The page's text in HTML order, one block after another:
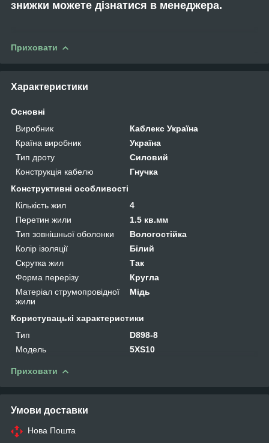
знижки можете дізнатися в менеджера.
Приховати
Характеристики
Основні
Виробник
Каблекс Україна
Країна виробник
Україна
Тип дроту
Силовий
Конструкція кабелю
Гнучка
Конструктивні особливості
Кількість жил
4
Перетин жили
1.5 кв.мм
Тип зовнішньої оболонки
Вологостійка
Колір ізоляції
Білий
Скрутка жил
Так
Форма перерізу
Кругла
Матеріал струмопровідної
жили
Мідь
Користувацькі характеристики
Тип
D898-8
Мoдель
5XS10
Приховати
Умови доставки
Нова Пошта